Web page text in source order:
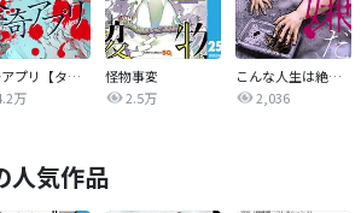
怪奇アプリ【タテヨミ】
万
怪物事変
2.5万
こんな人生は絶対嫌だ
2,036
人気作品